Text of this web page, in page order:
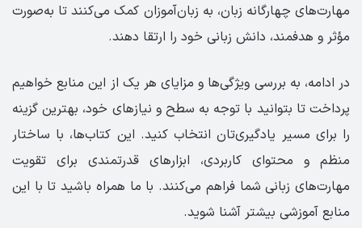
مهارت‌های چهارگانه زبان، به زبان‌آموزان کمک می‌کنند تا به‌صورت
مؤثر و هدفمند، دانش زبانی خود را ارتقا دهند.
در ادامه، به بررسی ویژگی‌ها و مزایای هر یک از این منابع خواهیم
پرداخت تا بتوانید با توجه به سطح و نیازهای خود، بهترین گزینه
را برای مسیر یادگیری‌تان انتخاب کنید. این کتاب‌ها، با ساختار
منظم و محتوای کاربردی، ابزارهای قدرتمندی برای تقویت
مهارت‌های زبانی شما فراهم می‌کنند. با ما همراه باشید تا با این
منابع آموزشی بیشتر آشنا شوید.